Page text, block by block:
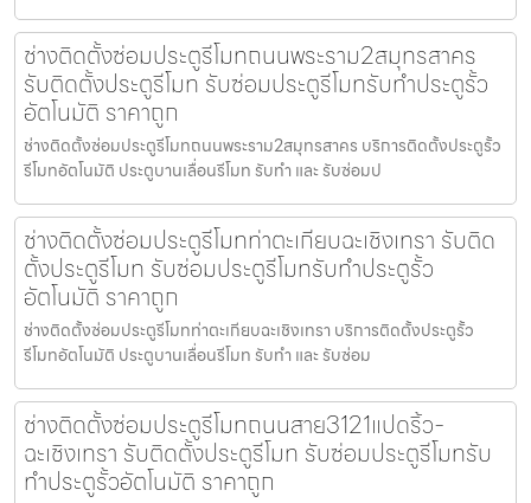
ช่างติดตั้งซ่อมประตูรีโมทถนนพระราม2สมุทรสาคร
รับติดตั้งประตูรีโมท รับซ่อมประตูรีโมทรับทำประตูรั้ว
อัตโนมัติ ราคาถูก
ช่างติดตั้งซ่อมประตูรีโมทถนนพระราม2สมุทรสาคร บริการติดตั้งประตูรั้ว
รีโมทอัตโนมัติ ประตูบานเลื่อนรีโมท รับทำ และ รับซ่อมป
ช่างติดตั้งซ่อมประตูรีโมทท่าตะเกียบฉะเชิงเทรา รับติด
ตั้งประตูรีโมท รับซ่อมประตูรีโมทรับทำประตูรั้ว
อัตโนมัติ ราคาถูก
ช่างติดตั้งซ่อมประตูรีโมทท่าตะเกียบฉะเชิงเทรา บริการติดตั้งประตูรั้ว
รีโมทอัตโนมัติ ประตูบานเลื่อนรีโมท รับทำ และ รับซ่อม
ช่างติดตั้งซ่อมประตูรีโมทถนนสาย3121แปดริ้ว-
ฉะเชิงเทรา รับติดตั้งประตูรีโมท รับซ่อมประตูรีโมทรับ
ทำประตูรั้วอัตโนมัติ ราคาถูก